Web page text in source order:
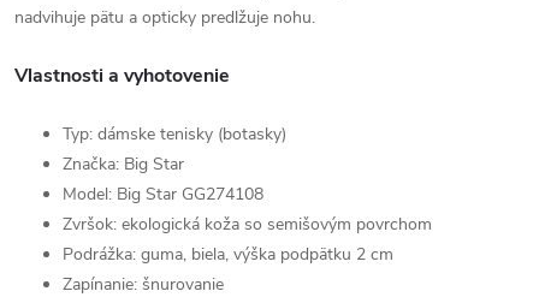
nadvihuje pätu a opticky predlžuje nohu.
Vlastnosti a vyhotovenie
Typ: dámske tenisky (botasky)
Značka: Big Star
Model: Big Star GG274108
Zvršok: ekologická koža so semišovým povrchom
Podrážka: guma, biela, výška podpätku 2 cm
Zapínanie: šnurovanie